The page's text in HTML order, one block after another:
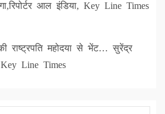
आल इंडिया, Key Line Times
राष्ट्रपति महोदया से भेंट… सुरेंद्र
Key Line Times